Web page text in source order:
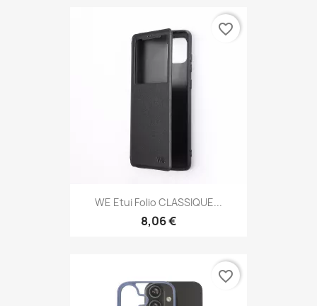
WE Etui Folio CLASSIQUE...
8,06 €
favorite_border
favorite_border